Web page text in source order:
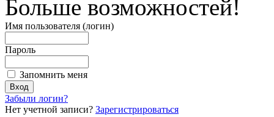
Больше возможностей!
Имя пользователя (логин)
Пароль
Запомнить меня
Забыли логин?
Нет учетной записи? Зарегистрироваться